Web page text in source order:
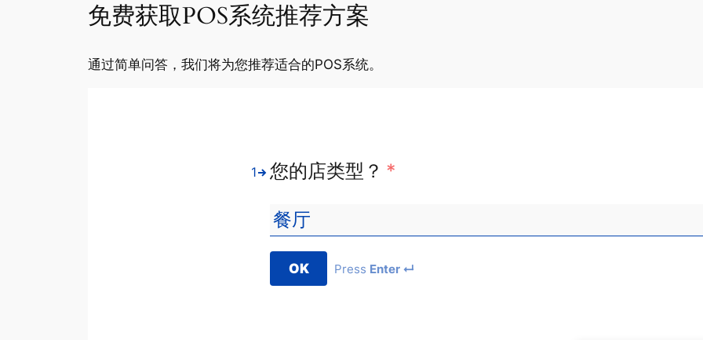
免费获取POS系统推荐方案
通过简单问答，我们将为您推荐适合的POS系统。
1 您的店类型？ *
OK Press Enter ↵